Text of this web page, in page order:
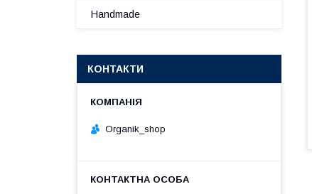
Handmade
КОНТАКТИ
Organik_shop